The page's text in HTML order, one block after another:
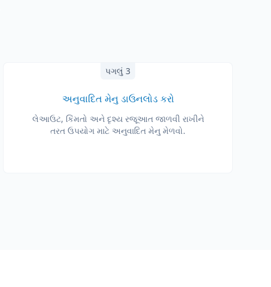
પગલું 3
અનુવાદિત મેનુ ડાઉનલોડ કરો
લેઆઉટ, કિંમતો અને દૃશ્ય રજૂઆત જાળવી રાખીને
તરત ઉપયોગ માટે અનુવાદિત મેનુ મેળવો.